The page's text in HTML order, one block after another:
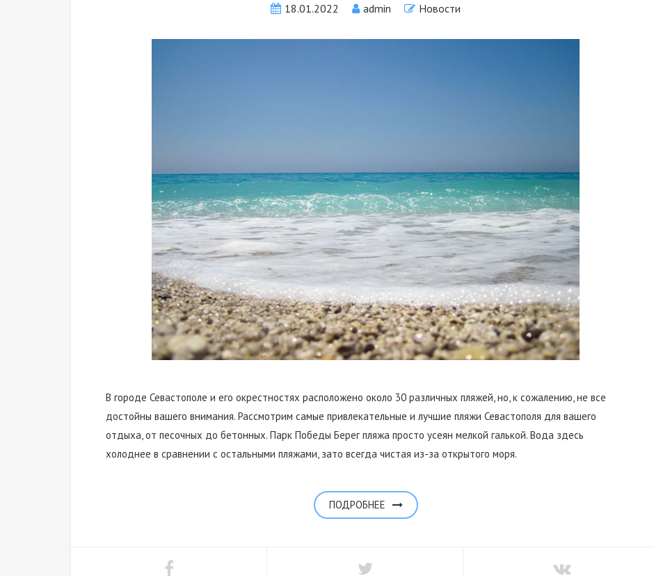
18.01.2022 admin Новости
В городе Севастополе и его окрестностях расположено около 30 различных пляжей, но, к сожалению, не все
достойны вашего внимания. Рассмотрим самые привлекательные и лучшие пляжи Севастополя для вашего
отдыха, от песочных до бетонных. Парк Победы Берег пляжа просто усеян мелкой галькой. Вода здесь
холоднее в сравнении с остальными пляжами, зато всегда чистая из-за открытого моря.
ПОДРОБНЕЕ